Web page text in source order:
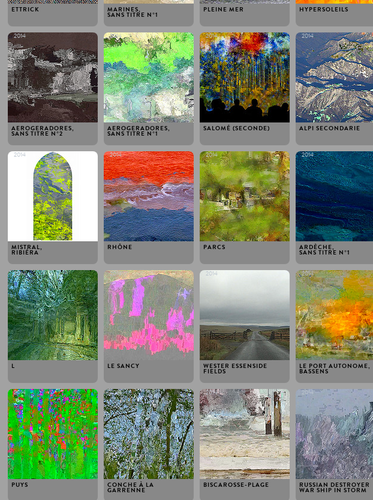
ETTRICK MARINES,
SANS TITRE N ° 1
PLEINE MER HYPERSOLEILS
AEROGERADORES,
SANS TITRE N ° 2
2014
AEROGERADORES,
SANS TITRE N ° 1
2014
SALOMÉ (SECONDE)
2014
ALPI SECONDARIE
2014
MISTRAL,
RIBIÈRA
2014
RHÔNE
2014
PARCS
2014
ARDÈCHE,
SANS TITRE N ° 1
2014
L
2014
LE SANCY
2014
WESTER ESSENSIDE
FIELDS
2014
LE PORT AUTONOME,
BASSENS
2014
PUYS
2014
CONCHE À LA
GARRENNE
2014
BISCAROSSE-PLAGE
2014
RUSSIAN DESTROYER
WAR SHIP IN STORM
2014